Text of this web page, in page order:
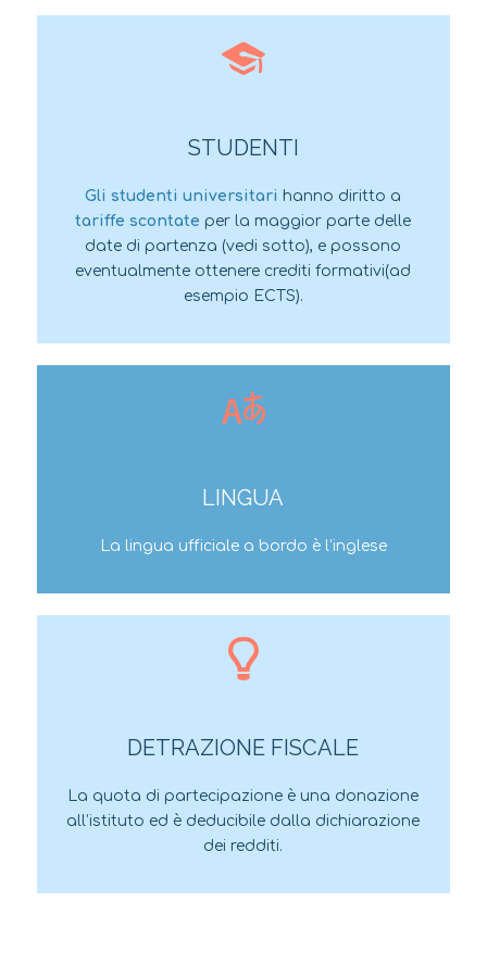
STUDENTI
Gli studenti universitari hanno diritto a
tariffe scontate per la maggior parte delle
date di partenza (vedi sotto), e possono
eventualmente ottenere crediti formativi(ad
esempio ECTS).
LINGUA
La lingua ufficiale a bordo è l’inglese
DETRAZIONE FISCALE
La quota di partecipazione è una donazione
all’istituto ed è deducibile dalla dichiarazione
dei redditi.